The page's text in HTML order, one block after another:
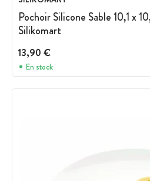
Pochoir Silicone Sable 10,1 x
Silikomart
13,90 €
En stock